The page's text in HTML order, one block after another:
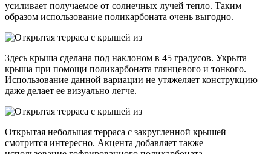
усиливает получаемое от солнечных лучей тепло. Таким
образом использование поликарбоната очень выгодно.
Здесь крыша сделана под наклоном в 45 градусов. Укрыта
крыша при помощи поликарбоната глянцевого и тонкого.
Использование данной вариации не утяжеляет конструкцию
даже делает ее визуально легче.
Открытая небольшая терраса с закругленной крышей
смотрится интересно. Акцента добавляет также